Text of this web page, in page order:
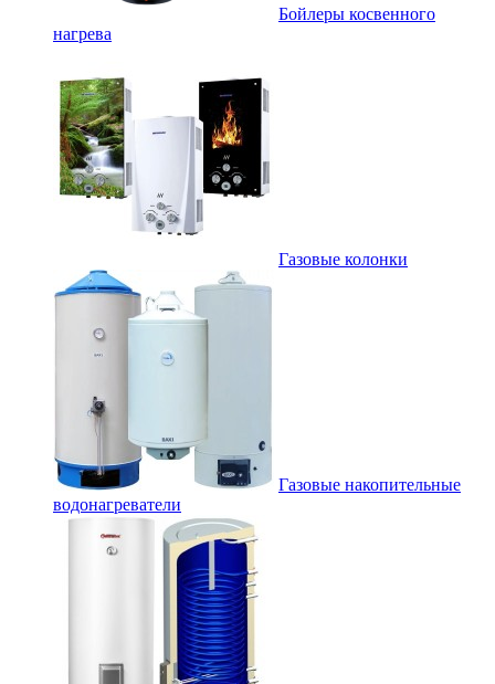
Бойлеры косвенного
нагрева
Газовые колонки
Газовые накопительные
водонагреватели